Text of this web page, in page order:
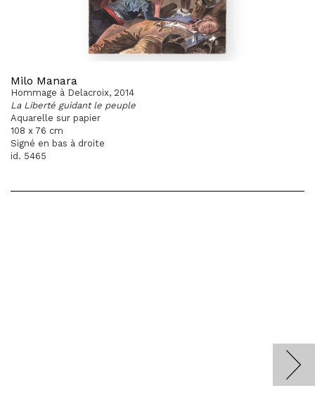
Milo Manara
Hommage à Delacroix, 2014
La Liberté guidant le peuple
Aquarelle sur papier
108 x 76 cm
Signé en bas à droite
id. 5465